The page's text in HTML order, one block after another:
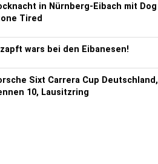
in Nürnberg-Eibach mit Dog
Tired
wars bei den Eibanesen!
Sixt Carrera Cup Deutschland,
10, Lausitzring